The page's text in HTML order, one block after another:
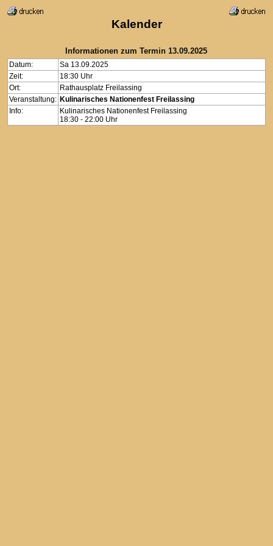
Kalender
Informationen zum Termin 13.09.2025
Datum:
Sa 13.09.2025
Zeit:
18:30 Uhr
Ort:
Rathausplatz Freilassing
Veranstaltung: Kulinarisches Nationenfest Freilassing
Info:
Kulinarisches Nationenfest Freilassing
18:30 - 22:00 Uhr